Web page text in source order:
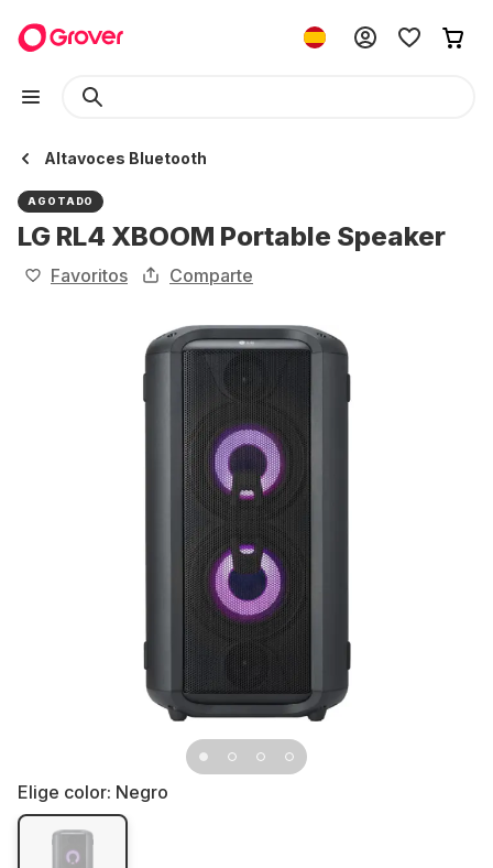
Altavoces Bluetooth
AGOTADO
LG RL4 XBOOM Portable Speaker
Favoritos Comparte
Elige color: Negro